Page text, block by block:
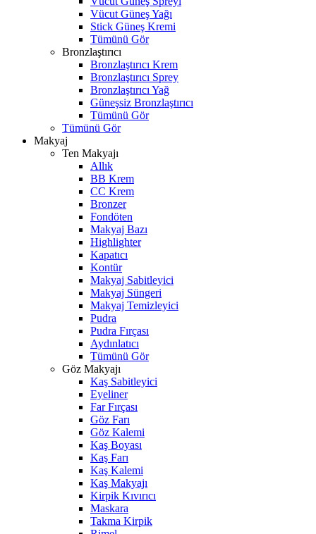
Vücut Güneş Yağı
Stick Güneş Kremi
Tümünü Gör
Bronzlaştırıcı
Bronzlaştırıcı Krem
Bronzlaştırıcı Sprey
Bronzlaştırıcı Yağ
Güneşsiz Bronzlaştırıcı
Tümünü Gör
Tümünü Gör
Makyaj
Ten Makyajı
Allık
BB Krem
CC Krem
Bronzer
Fondöten
Makyaj Bazı
Highlighter
Kapatıcı
Kontür
Makyaj Sabitleyici
Makyaj Süngeri
Makyaj Temizleyici
Pudra
Pudra Fırçası
Aydınlatıcı
Tümünü Gör
Göz Makyajı
Kaş Sabitleyici
Eyeliner
Far Fırçası
Göz Farı
Göz Kalemi
Kaş Boyası
Kaş Farı
Kaş Kalemi
Kaş Makyajı
Kirpik Kıvırıcı
Maskara
Takma Kirpik